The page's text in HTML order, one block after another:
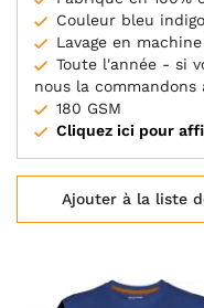
Couleur bleu indigo
Lavage en machine
Toute l'année - si
nous la
180 GSM
Cliquez ici pour
Ajouter à la liste